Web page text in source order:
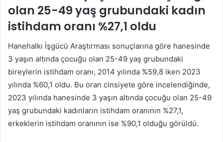
olan 25-49 yaş grubundaki kadın
istihdam oranı %27,1 oldu
Hanehalkı İşgücü Araştırması sonuçlarına göre hanesinde
3 yaşın altında çocuğu olan 25-49 yaş grubundaki
bireylerin istihdam oranı, 2014 yılında %59,8 iken 2023
yılında %60,1 oldu. Bu oran cinsiyete göre incelendiğinde,
2023 yılında hanesinde 3 yaşın altında çocuğu olan 25-49
yaş grubundaki kadınların istihdam oranının %27,1,
erkeklerin istihdam oranının ise %90,1 olduğu görüldü.